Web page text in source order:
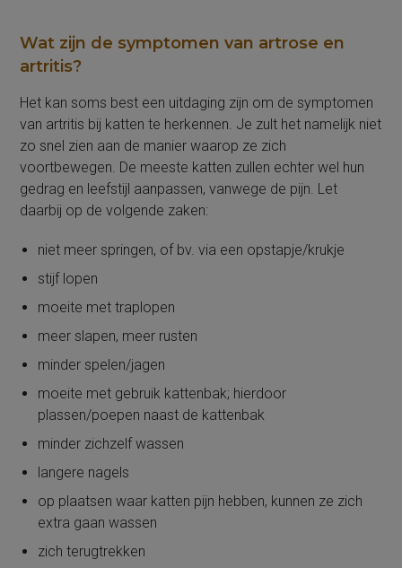
Wat zijn de symptomen van artrose en
artritis?
Het kan soms best een uitdaging zijn om de symptomen
van artritis bij katten te herkennen. Je zult het namelijk niet
zo snel zien aan de manier waarop ze zich
voortbewegen. De meeste katten zullen echter wel hun
gedrag en leefstijl aanpassen, vanwege de pijn. Let
daarbij op de volgende zaken:
niet meer springen, of bv. via een opstapje/krukje
stijf lopen
moeite met traplopen
meer slapen, meer rusten
minder spelen/jagen
moeite met gebruik kattenbak; hierdoor
plassen/poepen naast de kattenbak
minder zichzelf wassen
langere nagels
op plaatsen waar katten pijn hebben, kunnen ze zich
extra gaan wassen
zich terugtrekken